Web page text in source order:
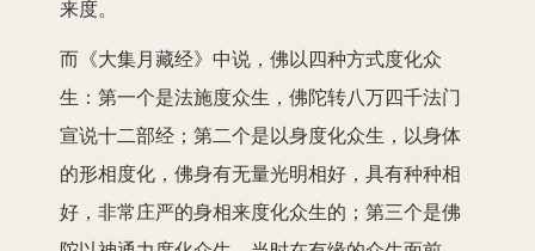
来度。
而《大集月藏经》中说，佛以四种方式度化众
生：第一个是法施度众生，佛陀转八万四千法门
宣说十二部经；第二个是以身度化众生，以身体
的形相度化，佛身有无量光明相好，具有种种相
好，非常庄严的身相来度化众生的；第三个是佛